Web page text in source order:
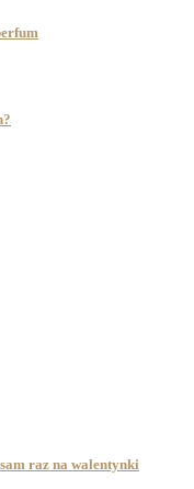
raz na walentynki